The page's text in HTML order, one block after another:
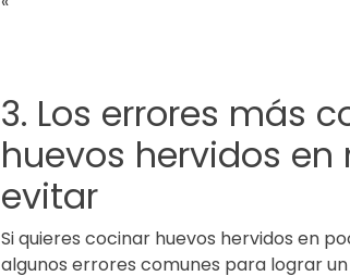
3. Los errores más
huevos hervidos
evitar
Si quieres cocinar huevos hervidos en
algunos errores comunes para lograr